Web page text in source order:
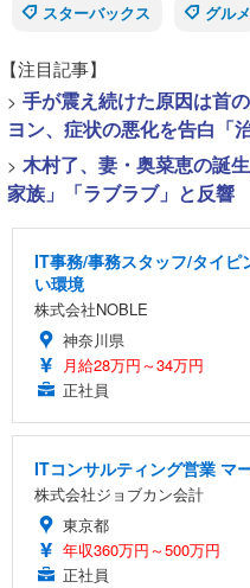
スターバックス
グルメ
【注目記事】
> 手が震え続けた原因は首
ヨン、症状の悪化を告白「
> 木村了、妻・奥菜恵の誕
家族」「ラブラブ」と反響
IT事務/事務スタッフ/タイ
い環境
株式会社NOBLE
神奈川県
月給28万円～34万円
正社員
ITコンサルティング営業 マ
株式会社ジョブカン会計
東京都
年収360万円～500万円
正社員